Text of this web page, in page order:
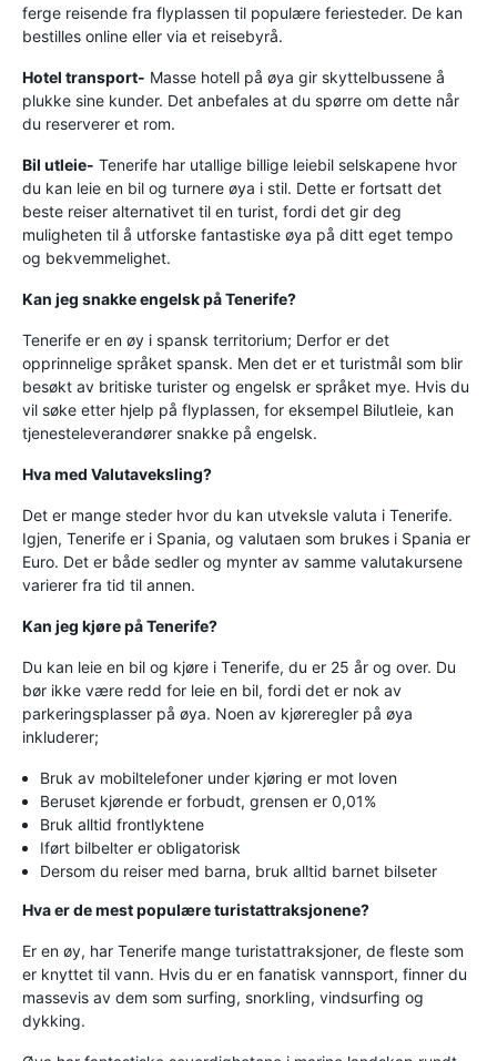
ferge reisende fra flyplassen til populære feriesteder. De kan
bestilles online eller via et reisebyrå.
Hotel transport- Masse hotell på øya gir skyttelbussene å
plukke sine kunder. Det anbefales at du spørre om dette når
du reserverer et rom.
Bil utleie- Tenerife har utallige billige leiebil selskapene hvor
du kan leie en bil og turnere øya i stil. Dette er fortsatt det
beste reiser alternativet til en turist, fordi det gir deg
muligheten til å utforske fantastiske øya på ditt eget tempo
og bekvemmelighet.
Kan jeg snakke engelsk på Tenerife?
Tenerife er en øy i spansk territorium; Derfor er det
opprinnelige språket spansk. Men det er et turistmål som blir
besøkt av britiske turister og engelsk er språket mye. Hvis du
vil søke etter hjelp på flyplassen, for eksempel Bilutleie, kan
tjenesteleverandører snakke på engelsk.
Hva med Valutaveksling?
Det er mange steder hvor du kan utveksle valuta i Tenerife.
Igjen, Tenerife er i Spania, og valutaen som brukes i Spania er
Euro. Det er både sedler og mynter av samme valutakursene
varierer fra tid til annen.
Kan jeg kjøre på Tenerife?
Du kan leie en bil og kjøre i Tenerife, du er 25 år og over. Du
bør ikke være redd for leie en bil, fordi det er nok av
parkeringsplasser på øya. Noen av kjøreregler på øya
inkluderer;
Bruk av mobiltelefoner under kjøring er mot loven
Beruset kjørende er forbudt, grensen er 0,01%
Bruk alltid frontlyktene
Iført bilbelter er obligatorisk
Dersom du reiser med barna, bruk alltid barnet bilseter
Hva er de mest populære turistattraksjonene?
Er en øy, har Tenerife mange turistattraksjoner, de fleste som
er knyttet til vann. Hvis du er en fanatisk vannsport, finner du
massevis av dem som surfing, snorkling, vindsurfing og
dykking.